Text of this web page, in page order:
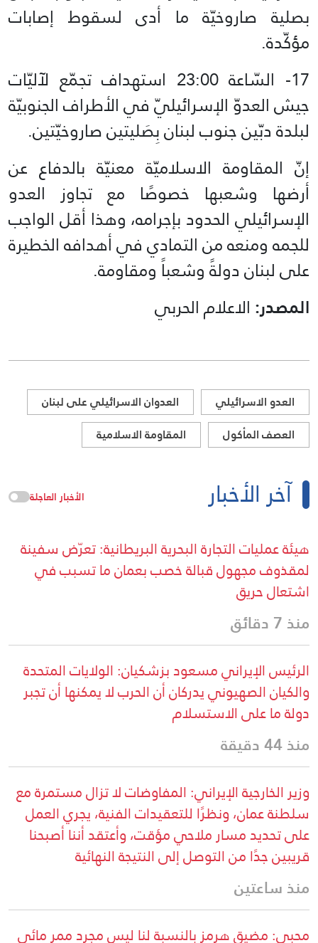
بصلية صاروخيّة ما أدى لسقوط إصابات
مؤكّدة.
17- السّاعة 23:00 استهداف تجمّع لآليّات
جيش العدوّ الإسرائيليّ في الأطراف الجنوبيّة
لبلدة دبّين جنوب لبنان بِصَليتين صاروخيّتين.
إنّ المقاومة الاسلاميّة معنيّة بالدفاع عن
أرضها وشعبها خصوصًا مع تجاوز العدو
الإسرائيلي الحدود بإجرامه، وهذا أقل الواجب
للجمه ومنعه من التمادي في أهدافه الخطيرة
على لبنان دولةً وشعباً ومقاومة.
المصدر: الاعلام الحربي
العدو الاسرائيلي
العدوان الاسرائيلي على لبنان
العصف المأكول
المقاومة الاسلامية
آخر الأخبار الأخبار العاجلة
هيئة عمليات التجارة البحرية البريطانية: تعرّض سفينة
لمقذوف مجهول قبالة خصب بعمان ما تسبب في
اشتعال حريق
منذ 7 دقائق
الرئيس الإيراني مسعود بزشكيان: الولايات المتحدة
والكيان الصهيوني يدركان أن الحرب لا يمكنها أن تجبر
دولة ما على الاستسلام
منذ 44 دقيقة
وزير الخارجية الإيراني: المفاوضات لا تزال مستمرة مع
سلطنة عمان، ونظرًا للتعقيدات الفنية، يجري العمل
على تحديد مسار ملاحي مؤقت، وأعتقد أننا أصبحنا
قريبين جدًا من التوصل إلى النتيجة النهائية
منذ ساعتين
محبي: مضيق هرمز بالنسبة لنا ليس مجرد ممر مائي